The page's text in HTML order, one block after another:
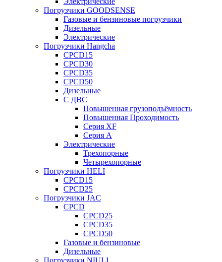
Погрузчики GOODSENSE
Газовые и бензиновые погрузчики
Дизельные
Электрические
Погрузчики Hangcha
CPCD15
CPCD30
CPCD35
CPCD50
Дизельные
С ДВС
Повышенная грузоподъёмность
Повышенная Проходимость
Серия XF
Серия А
Электрические
Трехопорные
Четырехопорные
Погрузчики HELI
CPCD15
CPCD25
Погрузчики JAC
CPCD
CPCD25
CPCD35
CPCD50
Газовые и бензиновые
Дизельные
Погрузчики NIULI